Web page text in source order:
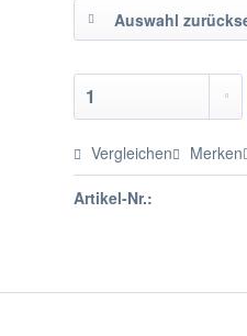
Auswahl
Vergleichen Merken
Artikel-Nr.: